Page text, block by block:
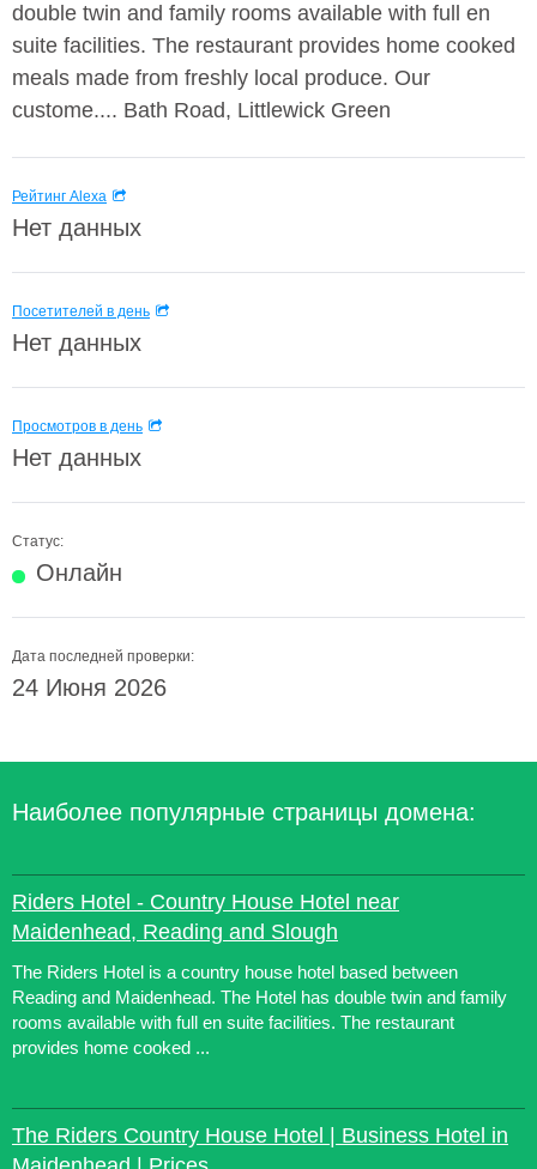
double twin and family rooms available with full en
suite facilities. The restaurant provides home cooked
meals made from freshly local produce. Our
custome.... Bath Road, Littlewick Green
Рейтинг Alexa
Нет данных
Посетителей в день
Нет данных
Просмотров в день
Нет данных
Статус:
Онлайн
Дата последней проверки:
24 Июня 2026
Наиболее популярные страницы домена:
Riders Hotel - Country House Hotel near
Maidenhead, Reading and Slough
The Riders Hotel is a country house hotel based between
Reading and Maidenhead. The Hotel has double twin and family
rooms available with full en suite facilities. The restaurant
provides home cooked ...
The Riders Country House Hotel | Business Hotel in